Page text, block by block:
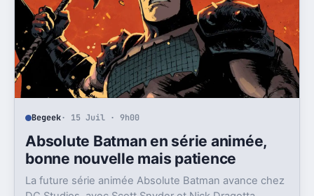
Begeek· 15 Juil · 9h00
Absolute Batman en série animée,
bonne nouvelle mais patience
La future série animée Absolute Batman avance chez